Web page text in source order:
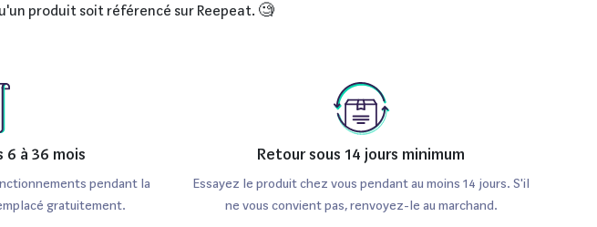
produit soit référencé sur Reepeat. 🧐
à 36 mois
pendant la
gratuitement.
Retour sous 14 jours minimum
Essayez le produit chez vous pendant au moins 14 jours. S'il
ne vous convient pas, renvoyez-le au marchand.